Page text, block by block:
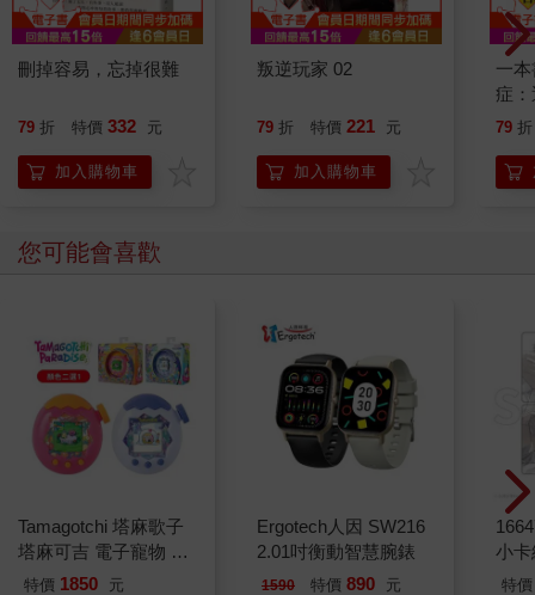
刪掉容易，忘掉很難
79 折 特價 332 元
加入購物車
叛逆玩家 02
79 折 特價 221 元
加入購物車
一
症
開
的
79 折
您可能會喜歡
Tamagotchi 塔麻歌子
塔麻可吉 電子寵物 樂
園系列（熱帶橙果／極
特價 1850 元
Ergotech人因 SW216
2.01吋衡動智慧腕錶
1590 特價 890 元
小卡
特價